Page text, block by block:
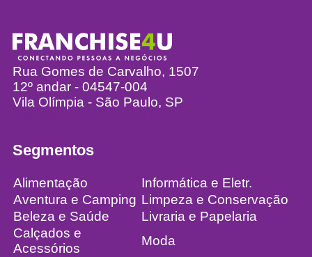
Rua Gomes de Carvalho, 1507
12º andar - 04547-004
Vila Olímpia - São Paulo, SP
Segmentos
Alimentação
Informática e Eletr.
Aventura e Camping Limpeza e Conservação
Beleza e Saúde
Livraria e Papelaria
Calçados e
Acessórios
Moda